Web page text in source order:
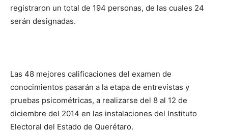
registraron un total de 194 personas, de las cuales 24
serán designadas.
Las 48 mejores calificaciones del examen de
conocimientos pasarán a la etapa de entrevistas y
pruebas psicométricas, a realizarse del 8 al 12 de
diciembre del 2014 en las instalaciones del Instituto
Electoral del Estado de Querétaro.